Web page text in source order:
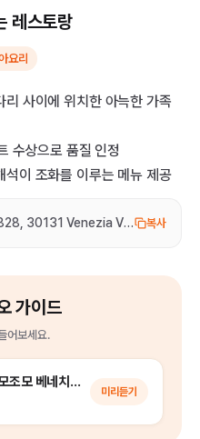
레스토랑
요리
사이에 위치한 아늑한 가족
수상으로 품질 인정
이 조화를 이루는 메뉴 제공
30131 Venezia VE, 이탈리아
복사
가이드
어보세요.
역사와 문화를 따라 요모조모 베네치아 나들이
미리듣기